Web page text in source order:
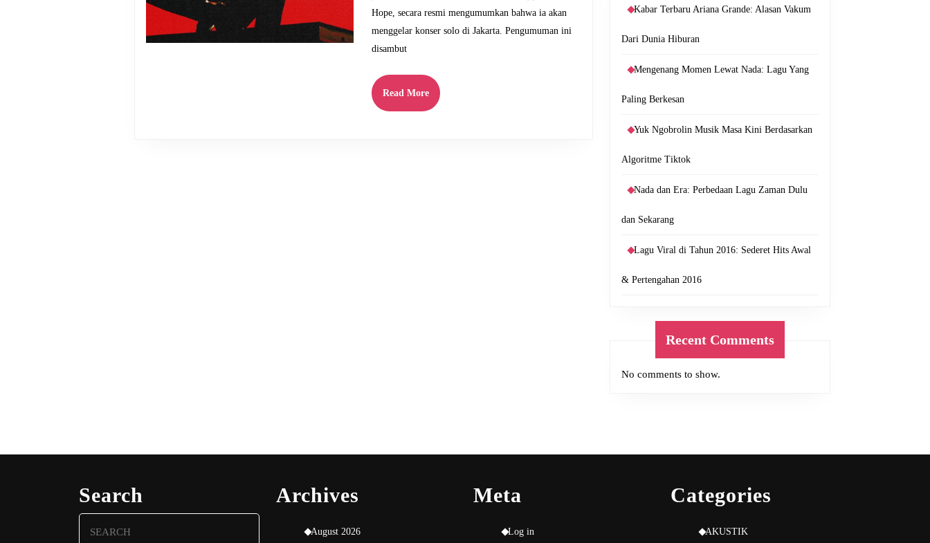
dengan
Konser
Hope, secara resmi mengumumkan bahwa ia akan
menggelar konser solo di Jakarta. Pengumuman ini
disambut
Read MoreRead
More
Kabar Terbaru Ariana Grande: Alasan Vakum
Dari Dunia Hiburan
Mengenang Momen Lewat Nada: Lagu Yang
Paling Berkesan
Yuk Ngobrolin Musik Masa Kini Berdasarkan
Algoritme Tiktok
Nada dan Era: Perbedaan Lagu Zaman Dulu
dan Sekarang
Lagu Viral di Tahun 2016: Sederet Hits Awal
& Pertengahan 2016
Recent Comments
No comments to show.
Search
for:
Archives
August 2026
Meta
Log in
Categories
AKUSTIK